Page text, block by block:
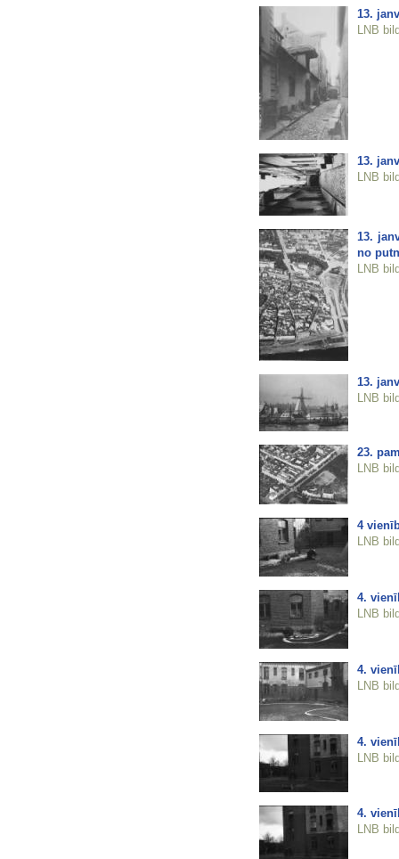
13.
LNB
13.
LNB
13.
no
LNB
13.
LNB
23.
LNB
4
LNB
4.
LNB
4.
LNB
4.
LNB
4.
LNB